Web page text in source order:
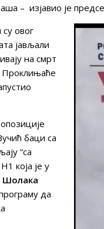
– изјавио је
овог
јављали
на смрт
Проклињаће
баци са
“са
која је у
Шолака
да